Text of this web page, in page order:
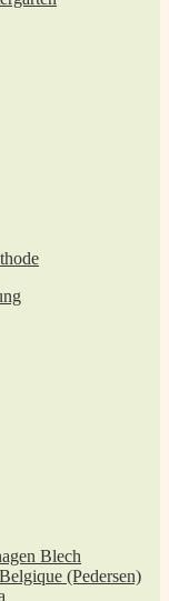
Blech
(Pedersen)